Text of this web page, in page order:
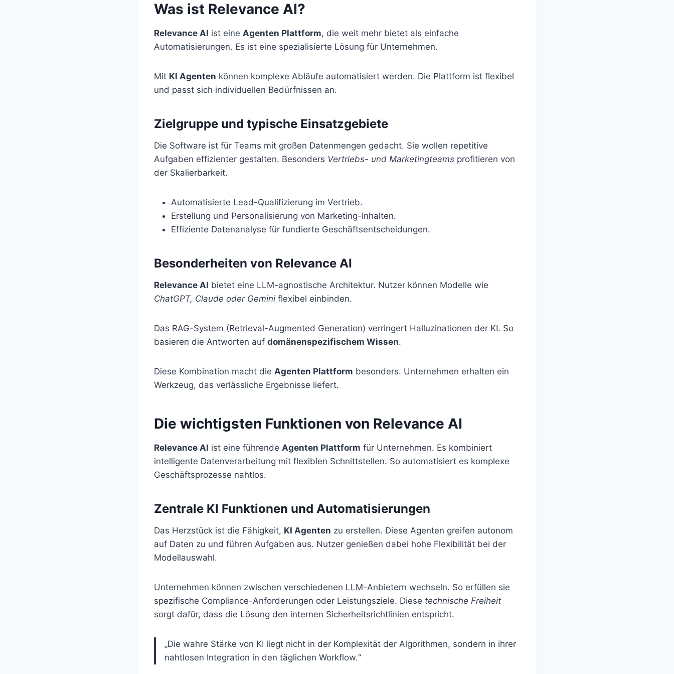
Was ist Relevance AI?
Relevance AI ist eine Agenten Plattform, die weit mehr bietet als einfache
Automatisierungen. Es ist eine spezialisierte Lösung für Unternehmen.
Mit KI Agenten können komplexe Abläufe automatisiert werden. Die Plattform ist flexibel
und passt sich individuellen Bedürfnissen an.
Zielgruppe und typische Einsatzgebiete
Die Software ist für Teams mit großen Datenmengen gedacht. Sie wollen repetitive
Aufgaben effizienter gestalten. Besonders Vertriebs- und Marketingteams profitieren von
der Skalierbarkeit.
Automatisierte Lead-Qualifizierung im Vertrieb.
Erstellung und Personalisierung von Marketing-Inhalten.
Effiziente Datenanalyse für fundierte Geschäftsentscheidungen.
Besonderheiten von Relevance AI
Relevance AI bietet eine LLM-agnostische Architektur. Nutzer können Modelle wie
ChatGPT, Claude oder Gemini flexibel einbinden.
Das RAG-System (Retrieval-Augmented Generation) verringert Halluzinationen der KI. So
basieren die Antworten auf domänenspezifischem Wissen.
Diese Kombination macht die Agenten Plattform besonders. Unternehmen erhalten ein
Werkzeug, das verlässliche Ergebnisse liefert.
Die wichtigsten Funktionen von Relevance AI
Relevance AI ist eine führende Agenten Plattform für Unternehmen. Es kombiniert
intelligente Datenverarbeitung mit flexiblen Schnittstellen. So automatisiert es komplexe
Geschäftsprozesse nahtlos.
Zentrale KI Funktionen und Automatisierungen
Das Herzstück ist die Fähigkeit, KI Agenten zu erstellen. Diese Agenten greifen autonom
auf Daten zu und führen Aufgaben aus. Nutzer genießen dabei hohe Flexibilität bei der
Modellauswahl.
Unternehmen können zwischen verschiedenen LLM-Anbietern wechseln. So erfüllen sie
spezifische Compliance-Anforderungen oder Leistungsziele. Diese technische Freiheit
sorgt dafür, dass die Lösung den internen Sicherheitsrichtlinien entspricht.
„Die wahre Stärke von KI liegt nicht in der Komplexität der Algorithmen, sondern in ihrer
nahtlosen Integration in den täglichen Workflow.“